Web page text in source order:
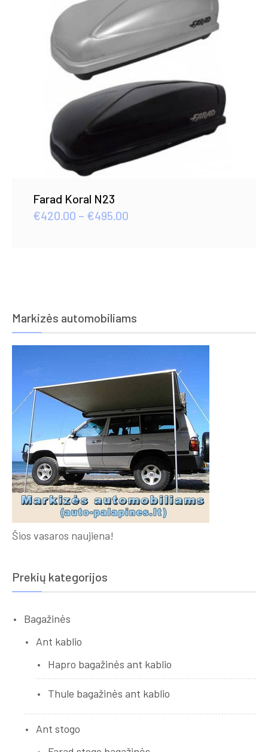
Farad Koral N23
€420.00 – €495.00
Markizės automobiliams
Šios vasaros naujiena!
Prekių kategorijos
Bagažinės
Ant kablio
Hapro bagažinės ant kablio
Thule bagažinės ant kablio
Ant stogo